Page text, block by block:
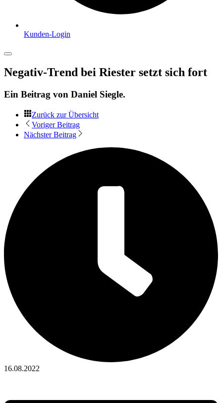
Kunden-Login
Negativ-Trend bei Riester setzt sich fort
Ein Beitrag von Daniel Siegle.
Zurück zur Übersicht
Voriger Beitrag
Nächster Beitrag
16.08.2022